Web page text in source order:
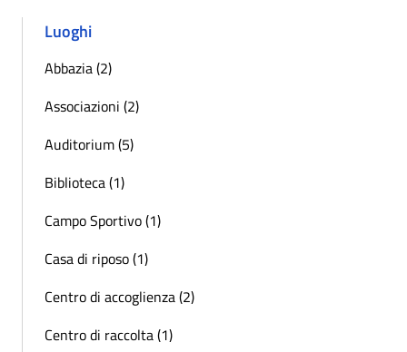
Luoghi
Abbazia (2)
Associazioni (2)
Auditorium (5)
Biblioteca (1)
Campo Sportivo (1)
Casa di riposo (1)
Centro di accoglienza (2)
Centro di raccolta (1)